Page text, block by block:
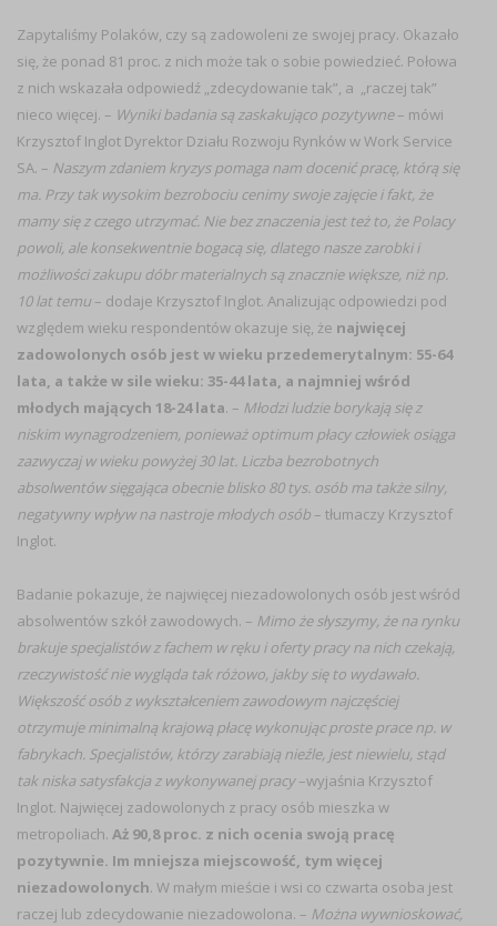
Zapytaliśmy Polaków, czy są zadowoleni ze swojej pracy. Okazało
się, że ponad 81 proc. z nich może tak o sobie powiedzieć. Połowa
z nich wskazała odpowiedź „zdecydowanie tak”, a „raczej tak”
nieco więcej. – Wyniki badania są zaskakująco pozytywne– mówi
Krzysztof Inglot Dyrektor Działu Rozwoju Rynków w Work Service
SA. – Naszym zdaniem kryzys pomaga nam docenić pracę, którą się
ma. Przy tak wysokim bezrobociu cenimy swoje zajęcie i fakt, że
mamy się z czego utrzymać. Nie bez znaczenia jest też to, że Polacy
powoli, ale konsekwentnie bogacą się, dlatego nasze zarobki i
możliwości zakupu dóbr materialnych są znacznie większe, niż np.
10 lat temu – dodaje Krzysztof Inglot. Analizując odpowiedzi pod
względem wieku respondentów okazuje się, że najwięcej
zadowolonych osób jest w wieku przedemerytalnym: 55-64
lata, a także w sile wieku: 35-44 lata, a najmniej wśród
młodych mających 18-24 lata. – Młodzi ludzie borykają się z
niskim wynagrodzeniem, ponieważ optimum płacy człowiek osiąga
zazwyczaj w wieku powyżej 30 lat. Liczba bezrobotnych
absolwentów sięgająca obecnie blisko 80 tys. osób ma także silny,
negatywny wpływ na nastroje młodych osób – tłumaczy Krzysztof
Inglot.
Badanie pokazuje, że najwięcej niezadowolonych osób jest wśród
absolwentów szkół zawodowych. – Mimo że słyszymy, że na rynku
brakuje specjalistów z fachem w ręku i oferty pracy na nich czekają,
rzeczywistość nie wygląda tak różowo, jakby się to wydawało.
Większość osób z wykształceniem zawodowym najczęściej
otrzymuje minimalną krajową płacę wykonując proste prace np. w
fabrykach. Specjalistów, którzy zarabiają nieźle, jest niewielu, stąd
tak niska satysfakcja z wykonywanej pracy–wyjaśnia Krzysztof
Inglot. Najwięcej zadowolonych z pracy osób mieszka w
metropoliach. Aż 90,8 proc. z nich ocenia swoją pracę
pozytywnie. Im mniejsza miejscowość, tym więcej
niezadowolonych. W małym mieście i wsi co czwarta osoba jest
raczej lub zdecydowanie niezadowolona. – Można wywnioskować,